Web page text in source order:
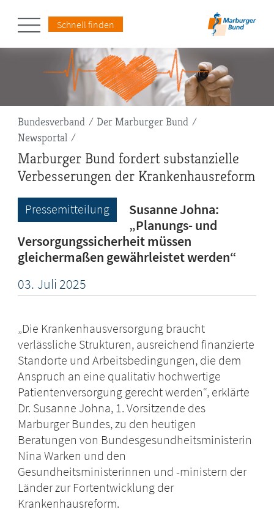
Schnell finden
Pfadnavigation
Bundesverband
Der Marburger Bund
Newsportal
Marburger Bund fordert substanzielle
Verbesserungen der Krankenhausreform
Pressemitteilung
Susanne Johna:
„Planungs- und
Versorgungssicherheit müssen
gleichermaßen gewährleistet werden“
03. Juli2025
„Die Krankenhausversorgung braucht
verlässliche Strukturen, ausreichend finanzierte
Standorte und Arbeitsbedingungen, die dem
Anspruch an eine qualitativ hochwertige
Patientenversorgung gerecht werden“, erklärte
Dr. Susanne Johna, 1. Vorsitzende des
Marburger Bundes, zu den heutigen
Beratungen von Bundesgesundheitsministerin
Nina Warken und den
Gesundheitsministerinnen und -ministern der
Länder zur Fortentwicklung der
Krankenhausreform.